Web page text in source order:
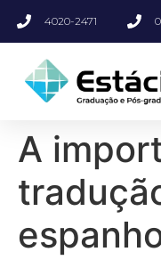
4020-2471
A